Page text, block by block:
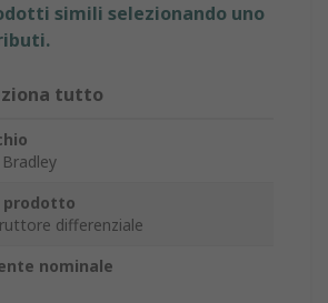
simili selezionando uno
tutto
prodotto
differenziale
nominale